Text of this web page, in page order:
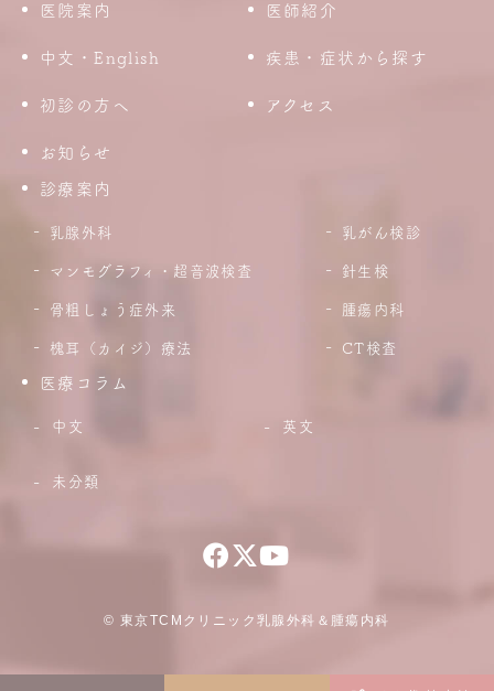
医院案内 医師紹介
中文・English 疾患・症状から探す
初診の方へ アクセス
お知らせ
診療案内
乳腺外科 乳がん検診
マンモグラフィ・超音波検査 針生検
骨粗しょう症外来 腫瘍内科
槐耳（カイジ）療法 CT検査
医療コラム
中文 英文
未分類
© 東京TCMクリニック乳腺外科＆腫瘍内科